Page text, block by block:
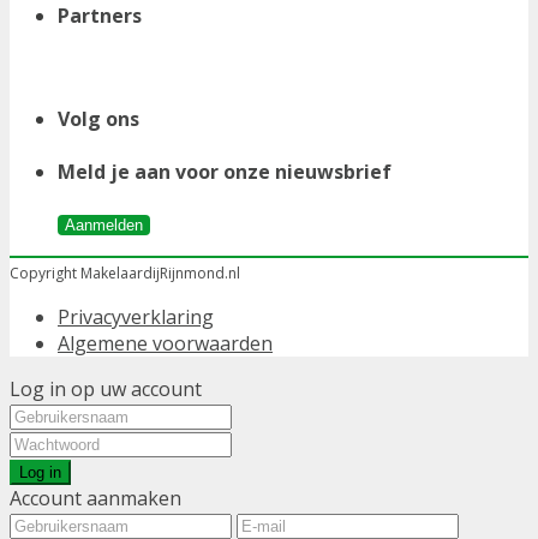
Partners
Volg ons
Meld je aan voor onze nieuwsbrief
Aanmelden
Copyright MakelaardijRijnmond.nl
Privacyverklaring
Algemene voorwaarden
Log in op uw account
Log in
Account aanmaken